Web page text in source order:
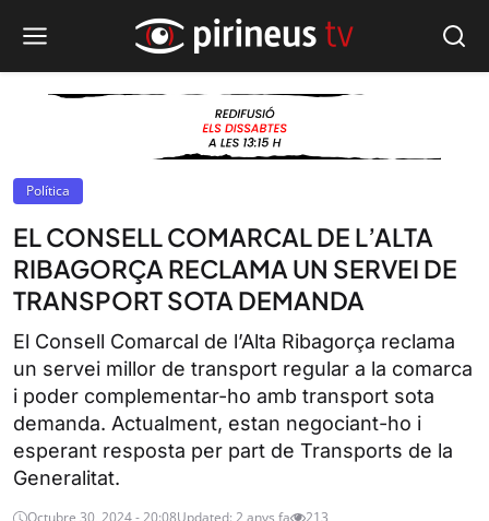
Política
EL CONSELL COMARCAL DE L’ALTA
RIBAGORÇA RECLAMA UN SERVEI DE
TRANSPORT SOTA DEMANDA
El Consell Comarcal de l’Alta Ribagorça reclama
un servei millor de transport regular a la comarca
i poder complementar-ho amb transport sota
demanda. Actualment, estan negociant-ho i
esperant resposta per part de Transports de la
Generalitat.
Octubre 30, 2024 - 20:08Updated: 2 anys fa 213